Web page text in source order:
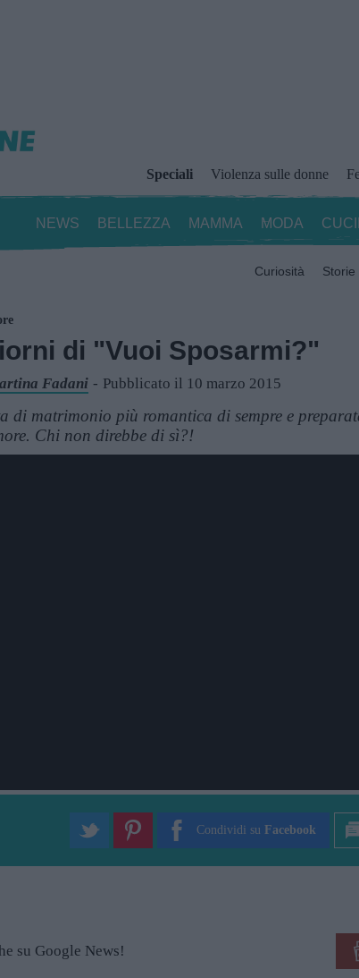
Speciali Violenza sulle donne
NEWS BELLEZZA MAMMA MODA
Curiosità Storie
di "Vuoi Sposarmi?"
Fadani Pubblicato il 10 marzo 2015
di matrimonio più romantica di sempre e
Chi non direbbe di sì?!
Condividi su Facebook
su Google News!